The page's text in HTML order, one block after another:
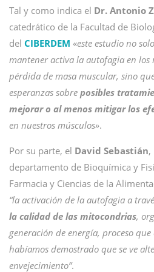
Tal y como indica el Dr. Antonio
catedrático de la Facultad de
del CIBERDEM «este estudio no
mantener activa la autofagia en
pérdida de masa muscular, sino
esperanzas sobre posibles
mejorar o al menos mitigar los
en nuestros músculos».
Por su parte, el David Sebastián,
departamento de Bioquímica y
Farmacia y Ciencias de la
“la activación de la autofagia a
la calidad de las mitocondrias,
generación de energía, proceso
habíamos demostrado que se ve
envejecimiento”.